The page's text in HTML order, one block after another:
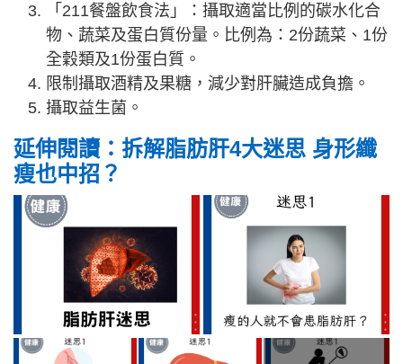
「211餐盤飲食法」：攝取適當比例的碳水化合
物、蔬菜及蛋白質份量。比例為：2份蔬菜、1份
全穀類及1份蛋白質。
限制攝取酒精及果糖，減少對肝臟造成負擔。
攝取益生菌。
延伸閱讀：拆解脂肪肝4大迷思 身形纖
瘦也中招？